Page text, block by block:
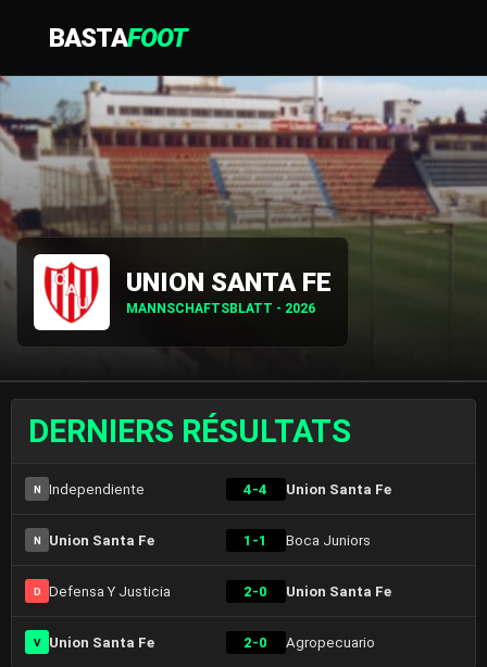
BASTAFOOT
UNION SANTA FE
MANNSCHAFTSBLATT - 2026
DERNIERS RÉSULTATS
N Independiente 4-4 Union Santa Fe
N Union Santa Fe 1-1 Boca Juniors
D Defensa Y Justicia 2-0 Union Santa Fe
V Union Santa Fe 2-0 Agropecuario